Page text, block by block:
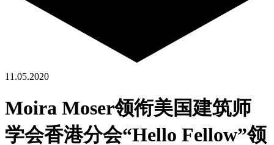
11.05.2020
Moira Moser领衔美国建筑师
学会香港分会“Hello Fellow”领